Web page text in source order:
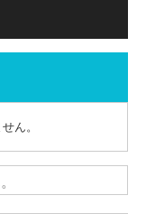
ん。